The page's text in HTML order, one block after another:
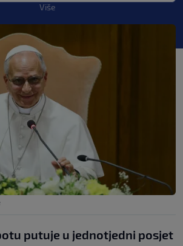
Više
putuje u jednotjedni posjet